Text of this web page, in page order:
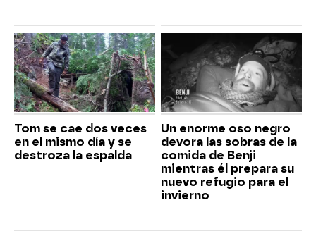
Tom se cae dos veces
en el mismo día y se
destroza la espalda
Un enorme oso negro
devora las sobras de la
comida de Benji
mientras él prepara su
nuevo refugio para el
invierno